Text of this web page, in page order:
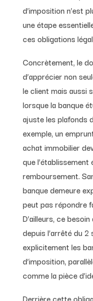
d’imposition n’est
une étape
ces obligations
Concrètement, le
d’apprécier non
le client mais aussi
lorsque la banque
ajuste les plafonds
exemple, un
achat immobilier
que
remboursement.
banque demeure
peut pas répondre
D’ailleurs, ce
depuis l’arrêté du
explicitement les
d’imposition,
comme la pièce
Derrière cette